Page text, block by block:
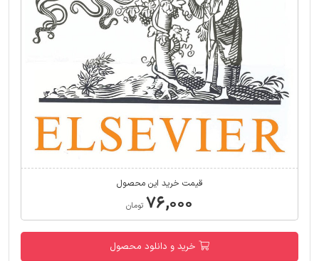
قیمت خرید این محصول
۷۶,۰۰۰ تومان
خرید و دانلود محصول